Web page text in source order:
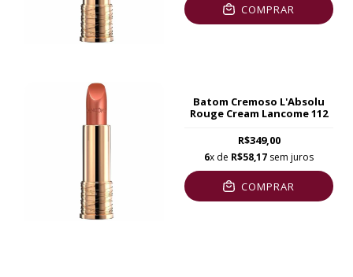
COMPRAR
Batom Cremoso L'Absolu
Rouge Cream Lancome 112
R$349,00
6x de R$58,17 sem juros
COMPRAR